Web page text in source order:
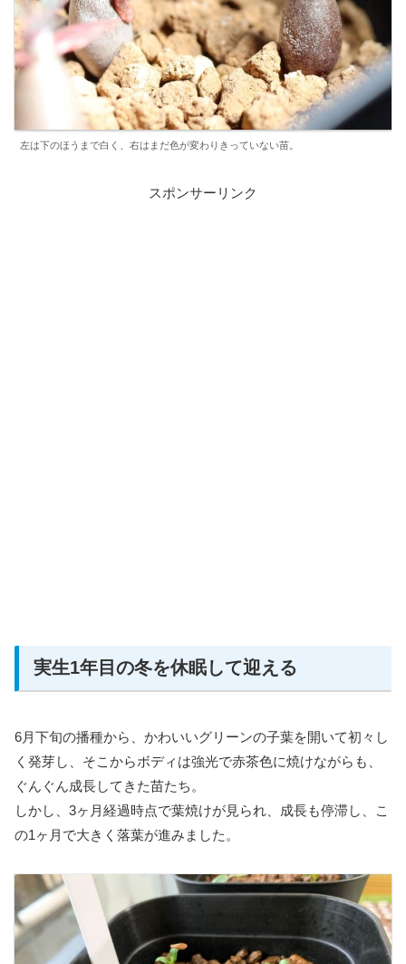
左は下のほうまで白く、右はまだ色が変わりきっていない苗。
スポンサーリンク
実生1年目の冬を休眠して迎える
6月下旬の播種から、かわいいグリーンの子葉を開いて初々し
く発芽し、そこからボディは強光で赤茶色に焼けながらも、
ぐんぐん成長してきた苗たち。
しかし、3ヶ月経過時点で葉焼けが見られ、成長も停滞し、こ
の1ヶ月で大きく落葉が進みました。